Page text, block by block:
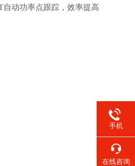
自动功率点跟踪，效率提高
手机
在线咨询